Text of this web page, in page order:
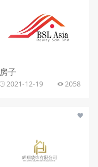
房子
2021-12-19 2058